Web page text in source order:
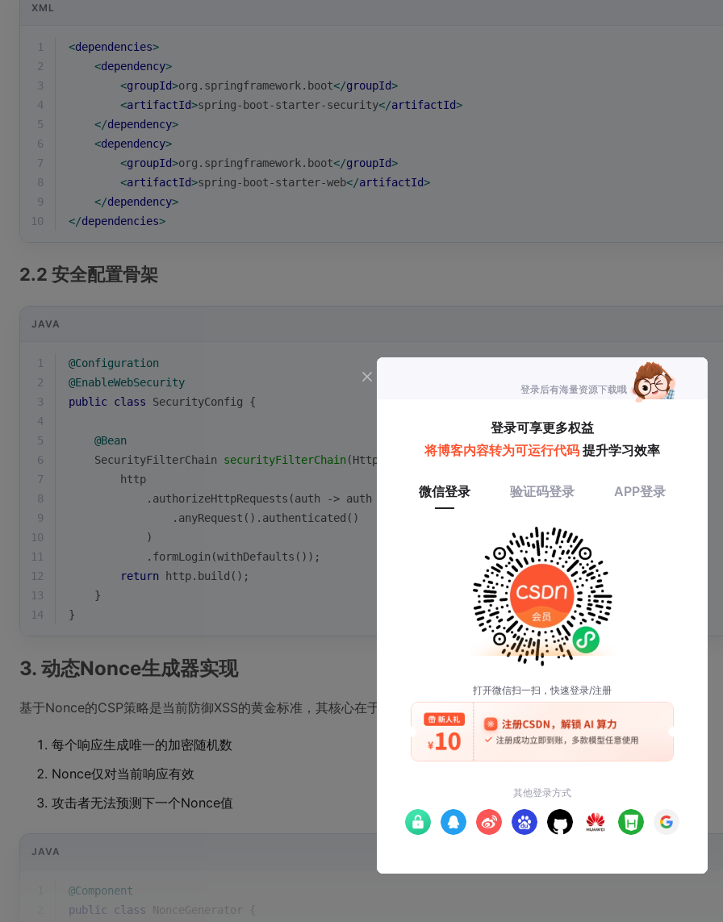
XML
1 <dependencies>
2
<dependency>
3
<groupId>org.springframework.boot</groupId>
4
<artifactId>spring-boot-starter-security</artifactId>
5
</dependency>
6
<dependency>
7
<groupId>org.springframework.boot</groupId>
8
<artifactId>spring-boot-starter-web</artifactId>
9
</dependency>
10
</dependencies>
2.2 安全配置骨架
JAVA
1
@Configuration
2
@EnableWebSecurity
3
public class SecurityConfig
{
4
5
@Bean
6
SecurityFilterChain securityFilterChain(HttpSecurity http) throws Exception {
7
        http
8
            .authorizeHttpRequests(auth -> auth
9
                .anyRequest().authenticated()
10
            )
11
            .formLogin(withDefaults());
12
return http.build();
13
    }
14
}
3. 动态Nonce生成器实现
基于Nonce的CSP策略是当前防御XSS的黄金标准，其核心在于：
每个响应生成唯一的加密随机数
Nonce仅对当前响应有效
攻击者无法预测下一个Nonce值
JAVA
@Component
public class NonceGenerator
{